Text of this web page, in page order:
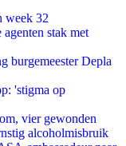
week 32
stak met
burgemeester Depla
'stigma op
vier gewonden
alcoholmisbruik